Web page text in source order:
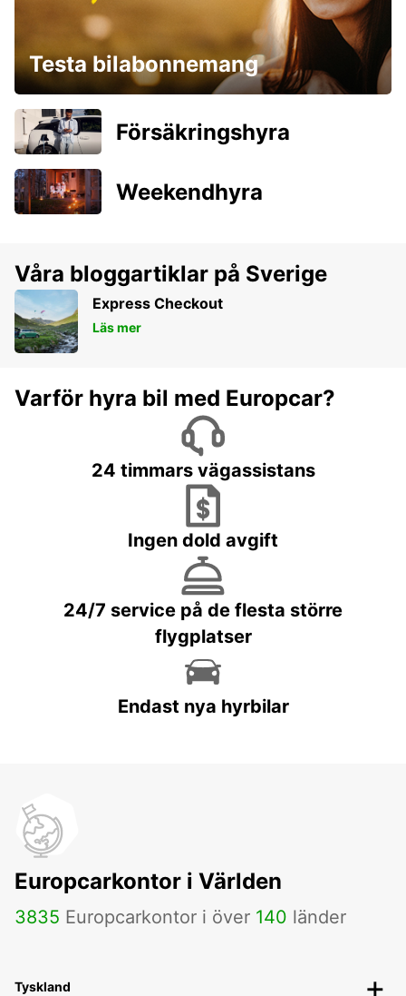
Testa bilabonnemang
Försäkringshyra
Weekendhyra
Våra bloggartiklar på Sverige
Express Checkout
Läs mer
Varför hyra bil med Europcar?
24 timmars vägassistans
Ingen dold avgift
24/7 service på de flesta större
flygplatser
Endast nya hyrbilar
Europcarkontor i Världen
3835 Europcarkontor i över 140 länder
Tyskland